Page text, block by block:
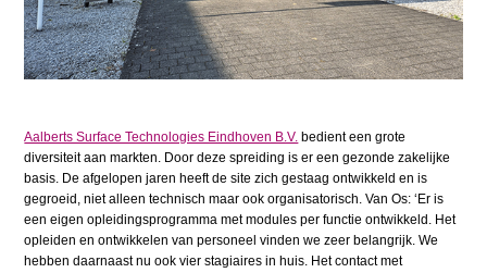
Aalberts Surface Technologies Eindhoven B.V. bedient een grote
diversiteit aan markten. Door deze spreiding is er een gezonde zakelijke
basis. De afgelopen jaren heeft de site zich gestaag ontwikkeld en is
gegroeid, niet alleen technisch maar ook organisatorisch. Van Os: ‘Er is
een eigen opleidingsprogramma met modules per functie ontwikkeld. Het
opleiden en ontwikkelen van personeel vinden we zeer belangrijk. We
hebben daarnaast nu ook vier stagiaires in huis. Het contact met